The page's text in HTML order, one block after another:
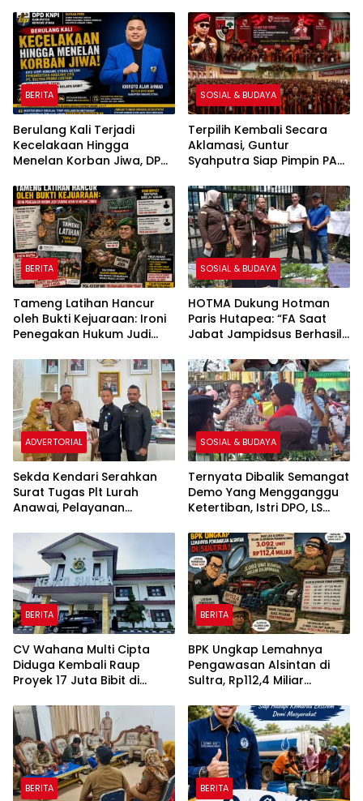
Ungkap Kasus Dugaan
Pemerasan
Komunikasi dengan Media
BERITA
Berulang Kali Terjadi
Kecelakaan Hingga
Menelan Korban Jiwa, DPD
Penghentian Aktivitas
Hauling dan Evaluasi Total
Perizinan PT Sultra Prima
Lestari
SOSIAL & BUDAYA
Terpilih Kembali Secara
Aklamasi, Guntur
Syahputra Siap Pimpin PAC
Denai Periode 2026–2029
BERITA
Tameng Latihan Hancur
oleh Bukti Kejuaraan: Ironi
Penegakan Hukum Judi
Johor
SOSIAL & BUDAYA
HOTMA Dukung Hotman
Paris Hutapea: “FA Saat
Jabat Jampidsus Berhasil
Rp430 Triliun”
ADVERTORIAL
Sekda Kendari Serahkan
Surat Tugas Plt Lurah
Anawai, Pelayanan
Tetap Berjalan
SOSIAL & BUDAYA
Ternyata Dibalik Semangat
Demo Yang Mengganggu
Ketertiban, Istri DPO, LS
Suaminya
BERITA
CV Wahana Multi Cipta
Diduga Kembali Raup
Proyek 17 Juta Bibit di
Kasus Rp26 Miliar,
Kasipenkum: Kami
Menunggu P21 dari Polda
Sultra
BERITA
BPK Ungkap Lemahnya
Pengawasan Alsintan di
Sultra, Rp112,4 Miliar
Pemanfaatannya
BERITA BERITA